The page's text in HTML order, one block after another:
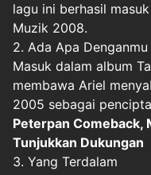
lagu ini berhasil
Muzik 2008.
2. Ada Apa Denganmu
Masuk dalam album
membawa Ariel
2005 sebagai
Peterpan Comeback,
Tunjukkan Dukungan
3. Yang Terdalam